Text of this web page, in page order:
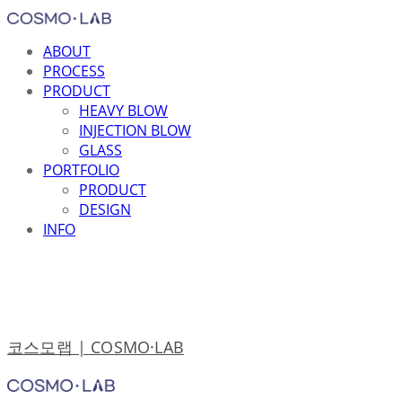
ABOUT
PROCESS
PRODUCT
HEAVY BLOW
INJECTION BLOW
GLASS
PORTFOLIO
PRODUCT
DESIGN
INFO
코스모랩 | COSMO·LAB